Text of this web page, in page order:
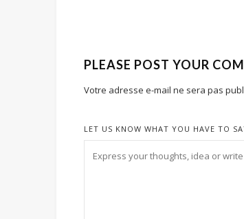
PLEASE POST YOUR
Votre adresse e-mail ne sera pas
LET US KNOW WHAT YOU HAVE TO